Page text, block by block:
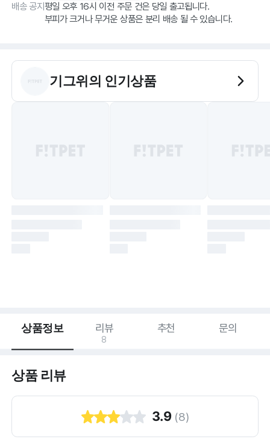
배송 공지평일 오후 16시 이전 주문 건은 당일 출고됩니다.
부피가 크거나 무거운 상품은 분리 배송 될 수 있습니다.
기그위 의 인기상품
상품정보 리뷰
8
추천 문의
상품 리뷰
3.9 (8)